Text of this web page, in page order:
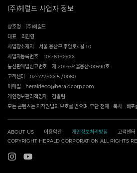
(주)헤럴드 사업자 정보
상호명
(주)헤럴드
대표
최진영
사업장소재지
서울 용산구 후암로4길 10
사업자등록번호
104-81-06004
통신판매업신고번호
제 2016-서울용산-00590호
고객센터
02-727-0045 / 0080
이메일
heraldeco@heraldcorp.com
개인정보관리책임자
김알림
모든 콘텐츠는 저작권법의 보호를 받으며, 무단 전재ㆍ복사ㆍ배포
ABOUT US 이용약관 개인정보처리방침
고객센터
COPYRIGHT HERALD CORPORATION ALL RIGHTS